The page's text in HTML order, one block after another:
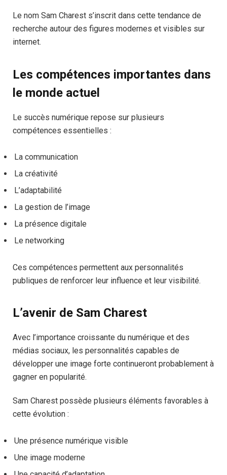
Le nom Sam Charest s’inscrit dans cette tendance de
recherche autour des figures modernes et visibles sur
internet.
Les compétences importantes dans
le monde actuel
Le succès numérique repose sur plusieurs
compétences essentielles :
La communication
La créativité
L’adaptabilité
La gestion de l’image
La présence digitale
Le networking
Ces compétences permettent aux personnalités
publiques de renforcer leur influence et leur visibilité.
L’avenir de Sam Charest
Avec l’importance croissante du numérique et des
médias sociaux, les personnalités capables de
développer une image forte continueront probablement à
gagner en popularité.
Sam Charest possède plusieurs éléments favorables à
cette évolution :
Une présence numérique visible
Une image moderne